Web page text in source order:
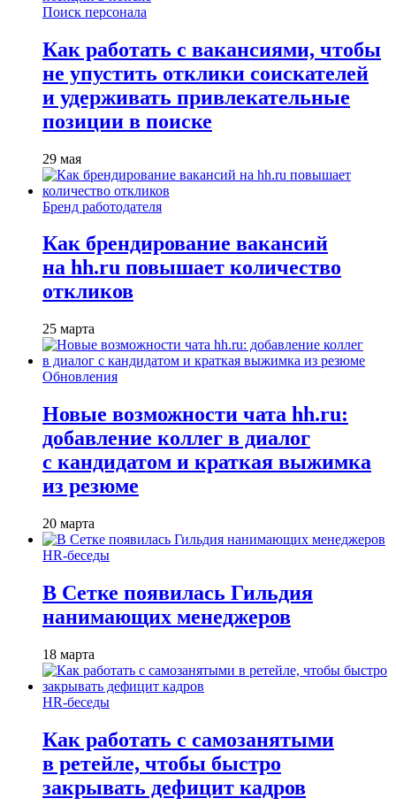
Поиск персонала
Как работать с вакансиями, чтобы
не упустить отклики соискателей
и удерживать привлекательные
позиции в поиске
29 мая
Бренд работодателя
Как брендирование вакансий
на hh.ru повышает количество
откликов
25 марта
Обновления
Новые возможности чата hh.ru:
добавление коллег в диалог
с кандидатом и краткая выжимка
из резюме
20 марта
HR-беседы
В Сетке появилась Гильдия
нанимающих менеджеров
18 марта
HR-беседы
Как работать с самозанятыми
в ретейле, чтобы быстро
закрывать дефицит кадров